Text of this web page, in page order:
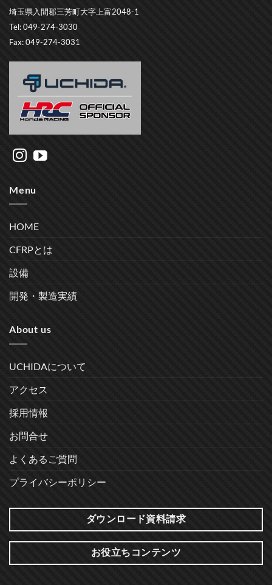
埼玉県入間郡三芳町大字上富2048-1
Tel: 049-274-3030
Fax: 049-274-3031
Menu
HOME
CFRPとは
設備
開発・製造実績
About us
UCHIDAについて
アクセス
採用情報
お問合せ
よくあるご質問
プライバシーポリシー
ダウンロード資料請求
お役立ちコンテンツ